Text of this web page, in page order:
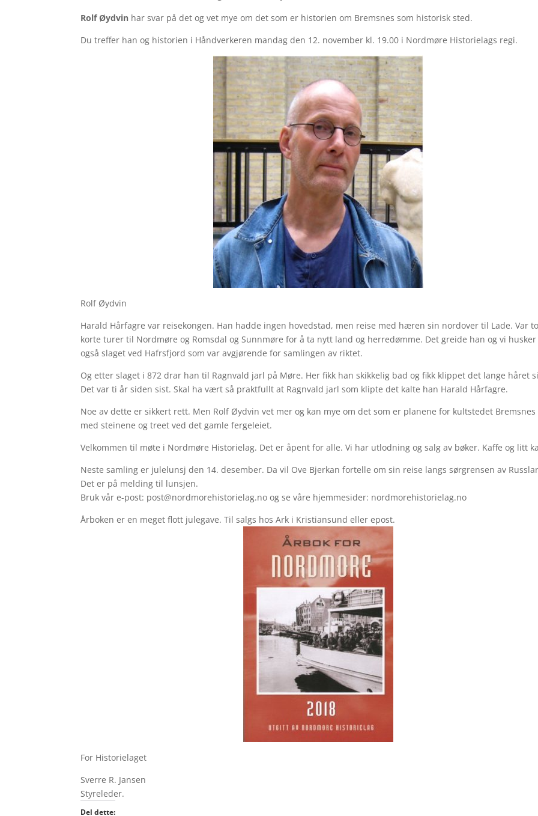
Rolf Øydvin har svar på det og vet mye om det som er historien om Bremsnes som historisk sted.
Du treffer han og historien i Håndverkeren mandag den 12. november kl. 19.00 i Nordmøre Historielags regi.
Rolf Øydvin
Harald Hårfagre var reisekongen. Han hadde ingen hovedstad, men reise med hæren sin nordover til Lade. Var to
korte turer til Nordmøre og Romsdal og Sunnmøre for å ta nytt land og herredømme. Det greide han og vi husker
også slaget ved Hafrsfjord som var avgjørende for samlingen av riktet.
Og etter slaget i 872 drar han til Ragnvald jarl på Møre. Her fikk han skikkelig bad og fikk klippet det lange håret
Det var ti år siden sist. Skal ha vært så praktfullt at Ragnvald jarl som klipte det kalte han Harald Hårfagre.
Noe av dette er sikkert rett. Men Rolf Øydvin vet mer og kan mye om det som er planene for kultstedet Bremsnes
med steinene og treet ved det gamle fergeleiet.
Velkommen til møte i Nordmøre Historielag. Det er åpent for alle. Vi har utlodning og salg av bøker. Kaffe og litt
Neste samling er julelunsj den 14. desember. Da vil Ove Bjerkan fortelle om sin reise langs sørgrensen av
Det er på melding til lunsjen.
Bruk vår e-post: post@nordmorehistorielag.no og se våre hjemmesider: nordmorehistorielag.no
Årboken er en meget flott julegave. Til salgs hos Ark i Kristiansund eller epost.
For Historielaget
Sverre R. Jansen
Styreleder.
Del dette: